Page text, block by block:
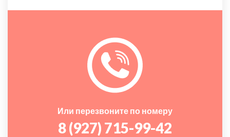
Или перезвоните по номеру
8 (927) 715-99-42